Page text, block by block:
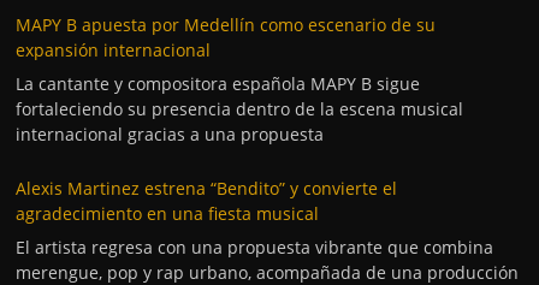
MAPY B apuesta por Medellín como escenario de su
expansión internacional
La cantante y compositora española MAPY B sigue
fortaleciendo su presencia dentro de la escena musical
internacional gracias a una propuesta
Alexis Martinez estrena “Bendito” y convierte el
agradecimiento en una fiesta musical
El artista regresa con una propuesta vibrante que combina
merengue, pop y rap urbano, acompañada de una producción